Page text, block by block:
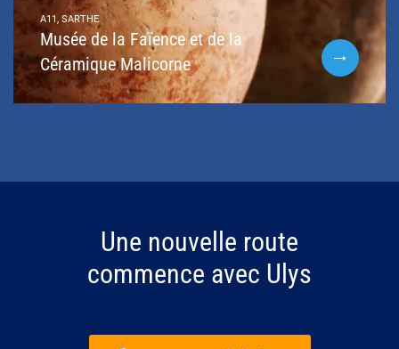
A11, SARTHE
Musée de la Faïence et de la
Céramique Malicorne
Une nouvelle route
commence avec Ulys